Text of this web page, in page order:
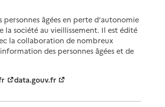
âgées en perte d'autonomie
société au vieillissement. Il est édité
la collaboration de nombreux
des personnes âgées et de
data.gouv.fr